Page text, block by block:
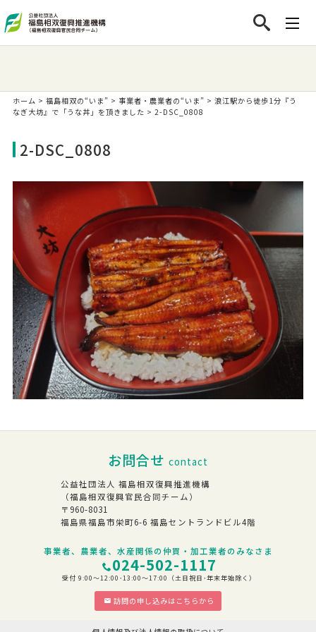
ホーム > 福島相双の“いま” > 事業者・農業者の“いま” > 浪江駅から徒歩1分『う
なぎ大坊』で「うな丼」を頂きました > 2-DSC_0808
2-DSC_0808
お問合せ contact
公益社団法人 福島相双復興推進機構
（福島相双復興官民合同チーム）
〒960-8031
福島県福島市栄町6-6 福島セントランドビル4階
事業者、農業者、水産関係の仲買・加工業者のみなさま
024-502-1117
受付 9:00～12:00･13:00～17:00（土日祝日･年末年始除く）
訪問の申し込みはこちらから